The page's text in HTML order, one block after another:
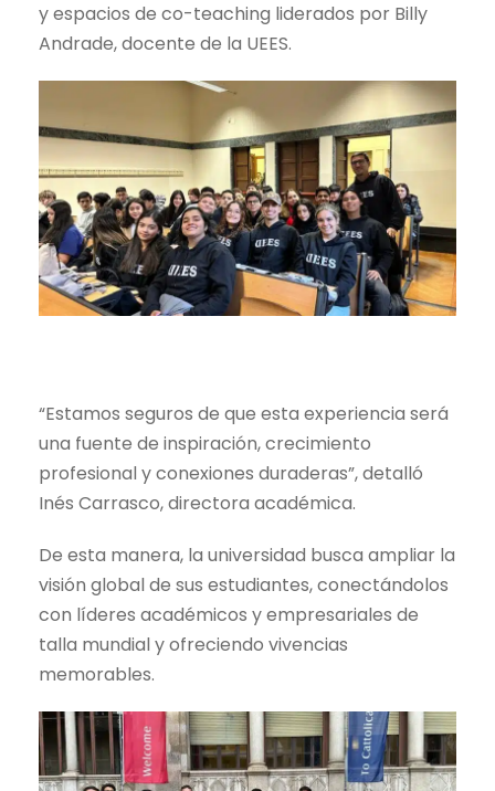
y espacios de co-teaching liderados por Billy
Andrade, docente de la UEES.
“Estamos seguros de que esta experiencia será
una fuente de inspiración, crecimiento
profesional y conexiones duraderas”, detalló
Inés Carrasco, directora académica.
De esta manera, la universidad busca ampliar la
visión global de sus estudiantes, conectándolos
con líderes académicos y empresariales de
talla mundial y ofreciendo vivencias
memorables.